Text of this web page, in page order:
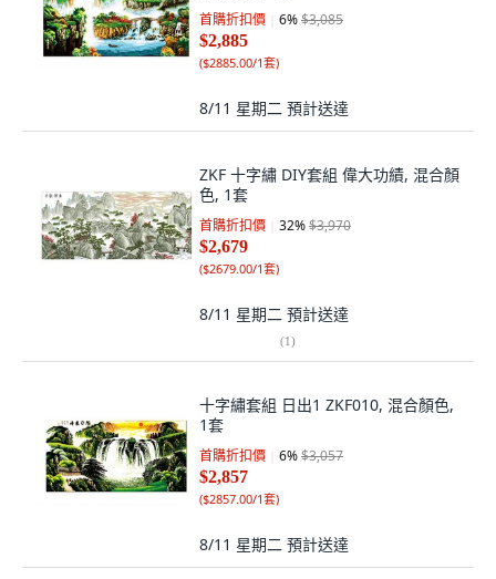
首購折扣價 6%$3,085
$2,885
($2885.00/1套)
8/11 星期二 預計送達
ZKF 十字繡 DIY套組 偉大功績, 混合顏
色, 1套
首購折扣價 32%$3,970
$2,679
($2679.00/1套)
8/11 星期二 預計送達
(1)
十字繡套組 日出1 ZKF010, 混合顏色,
1套
首購折扣價 6%$3,057
$2,857
($2857.00/1套)
8/11 星期二 預計送達